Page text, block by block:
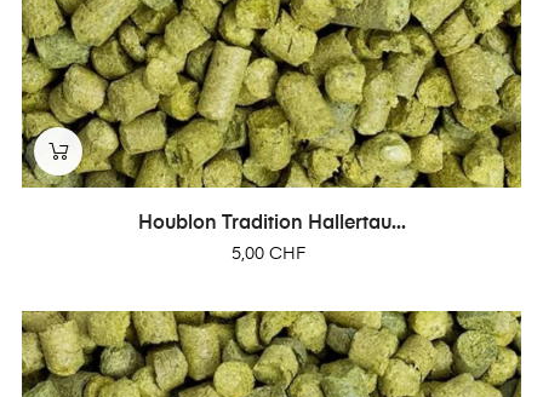
Houblon Tradition Hallertau...
Prix
5,00 CHF